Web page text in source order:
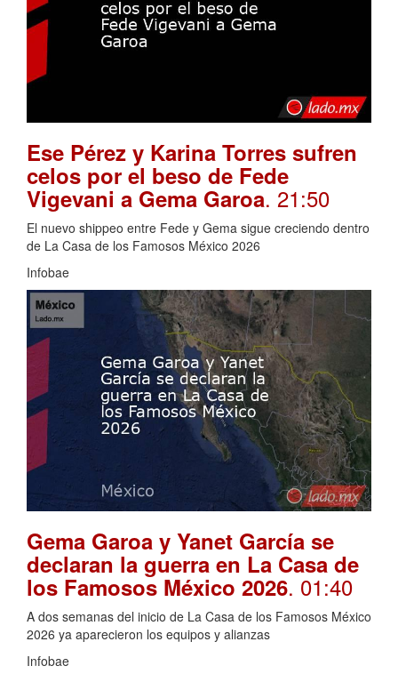
Ese Pérez y Karina Torres sufren
celos por el beso de Fede
Vigevani a Gema Garoa. 21:50
El nuevo shippeo entre Fede y Gema sigue creciendo dentro
de La Casa de los Famosos México 2026
Infobae
Gema Garoa y Yanet García se
declaran la guerra en La Casa de
los Famosos México 2026. 01:40
A dos semanas del inicio de La Casa de los Famosos México
2026 ya aparecieron los equipos y alianzas
Infobae